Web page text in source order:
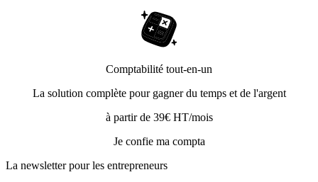
Comptabilité tout-en-un
La solution complète pour gagner du temps et de l'argent
à partir de 39€ HT/mois
Je confie ma compta
La newsletter pour les entrepreneurs